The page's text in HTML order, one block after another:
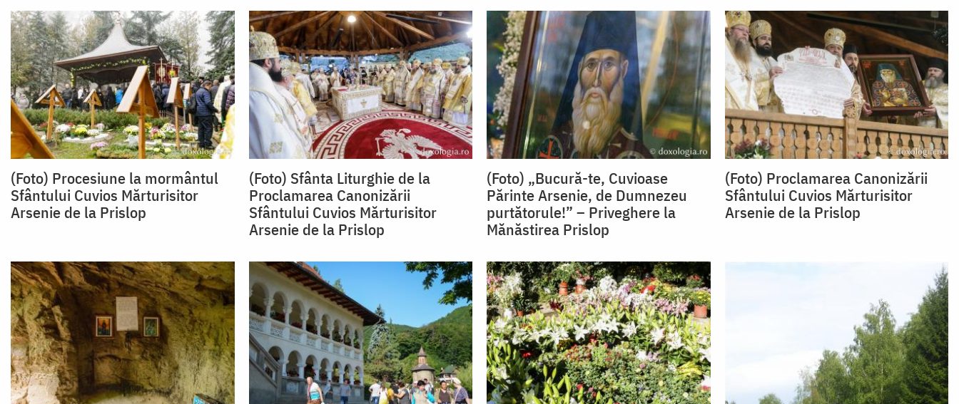
(Foto) Procesiune la mormântul
Sfântului Cuvios Mărturisitor
Arsenie de la Prislop
(Foto) Sfânta Liturghie de la
Proclamarea Canonizării
Sfântului Cuvios Mărturisitor
Arsenie de la Prislop
(Foto) „Bucură-te, Cuvioase
Părinte Arsenie, de Dumnezeu
purtătorule!” – Priveghere la
Mănăstirea Prislop
(Foto) Proclamarea Canonizării
Sfântului Cuvios Mărturisitor
Arsenie de la Prislop